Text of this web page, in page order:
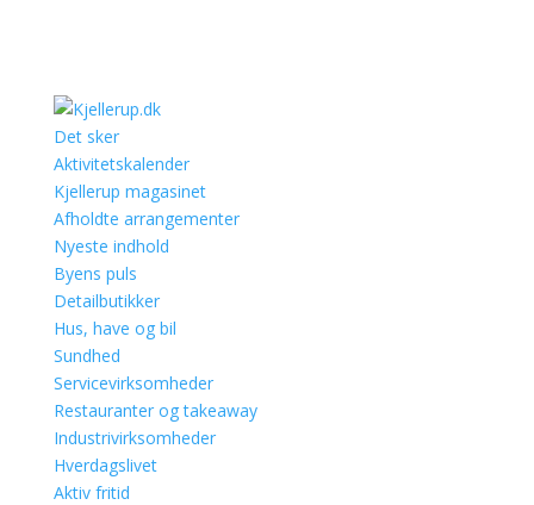
Det sker
Aktivitetskalender
Kjellerup magasinet
Afholdte arrangementer
Nyeste indhold
Byens puls
Detailbutikker
Hus, have og bil
Sundhed
Servicevirksomheder
Restauranter og takeaway
Industrivirksomheder
Hverdagslivet
Aktiv fritid